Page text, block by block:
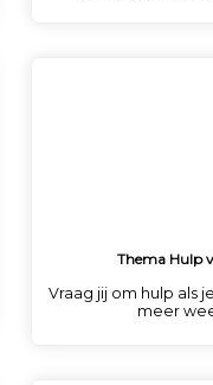
Thema Hulp
Vraag jij om hulp als
meer